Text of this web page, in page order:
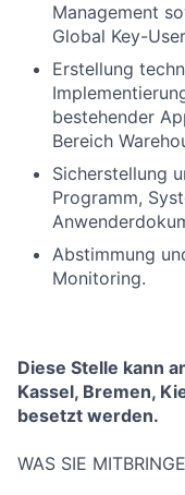
Management
Global Key-User
Erstellung
bestehender
Bereich
Sicherstellung
Programm,
Abstimmung
Monitoring.
Diese Stelle kann
Kassel, Bremen,
besetzt werden.
WAS SIE